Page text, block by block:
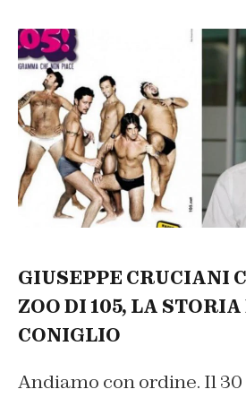
GIUSEPPE CRUCIANI
ZOO DI 105, LA STORIA
CONIGLIO
Andiamo con ordine. Il